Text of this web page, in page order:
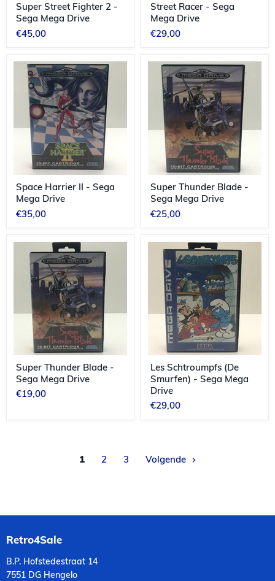
Super Street Fighter 2 -
Sega Mega Drive
€45,00
Street Racer - Sega
Mega Drive
€29,00
Space
Harrier
Sega
Mega
Drive
Space Harrier II - Sega
Mega Drive
€35,00
Super
Thunder
Blade
Sega
Mega
Drive
Super Thunder Blade -
Sega Mega Drive
€25,00
Thunder
Blade
Sega
Mega
Drive
Super Thunder Blade -
Sega Mega Drive
€19,00
Schtroumpfs
Smurfen)
Sega
Mega
Drive
Les Schtroumpfs (De
Smurfen) - Sega Mega
Drive
€29,00
1 2 3 Volgende
Retro4Sale
B.P. Hofstedestraat 14
7551 DG Hengelo